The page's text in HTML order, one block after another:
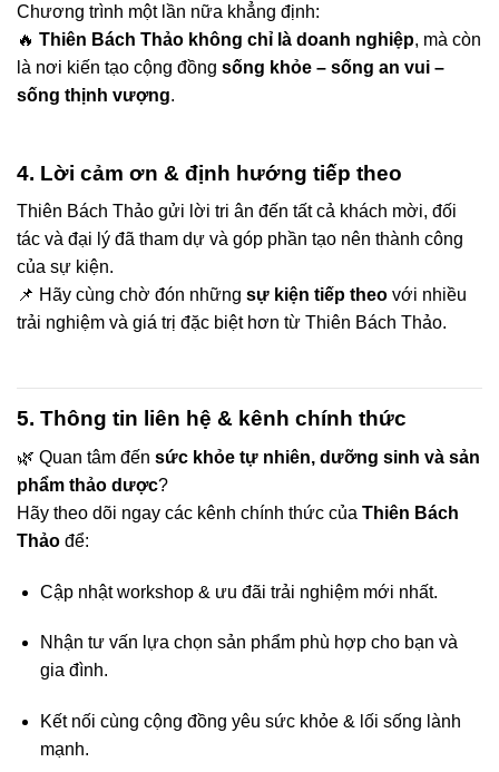
Chương trình một lần nữa khẳng định:
🔥 Thiên Bách Thảo không chỉ là doanh nghiệp, mà còn
là nơi kiến tạo cộng đồng sống khỏe – sống an vui –
sống thịnh vượng.
4. Lời cảm ơn & định hướng tiếp theo
Thiên Bách Thảo gửi lời tri ân đến tất cả khách mời, đối
tác và đại lý đã tham dự và góp phần tạo nên thành công
của sự kiện.
📌 Hãy cùng chờ đón những sự kiện tiếp theo với nhiều
trải nghiệm và giá trị đặc biệt hơn từ Thiên Bách Thảo.
5. Thông tin liên hệ & kênh chính thức
🌿 Quan tâm đến sức khỏe tự nhiên, dưỡng sinh và sản
phẩm thảo dược?
Hãy theo dõi ngay các kênh chính thức của Thiên Bách
Thảo để:
Cập nhật workshop & ưu đãi trải nghiệm mới nhất.
Nhận tư vấn lựa chọn sản phẩm phù hợp cho bạn và
gia đình.
Kết nối cùng cộng đồng yêu sức khỏe & lối sống lành
mạnh.